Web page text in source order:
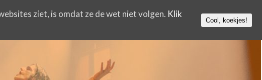
ziet, is omdat ze de wet niet volgen. Klik
Cool, koekjes!